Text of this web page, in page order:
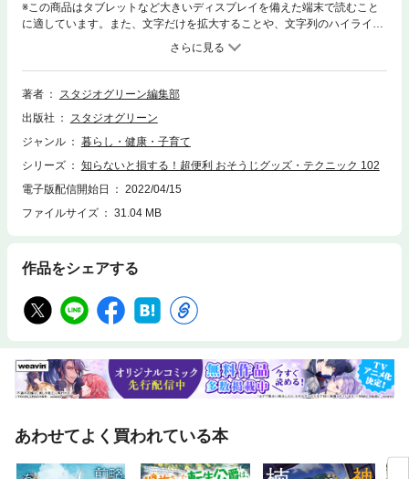
※この商品はタブレットなど大きいディスプレイを備えた端末で読むこと
に適しています。また、文字だけを拡大することや、文字列のハイライ
ト、検索、辞書の参照、引用などの機能が使用できません。おそうじのプ
ロたちも太鼓判を押す、優秀なアイテムを大公開!! 編集部が実際に使用
したリアルな検証つきで、信頼度大。お風呂やトイレなど、汚れが目立ち
やすい水回りや、脂汚れがやっかいなキッチン、家電・PCにいたるま
っています。その汚れが落ちないのは、もしかしたらグッズのせいかもし
れませんよ？ 一度、見直してみては!?
著者
スタジオグリーン編集部
出版社
スタジオグリーン
ジャンル
暮らし・健康・子育て
シリーズ
知らないと損する！超便利 おそうじグッズ・テクニック 102
電子版配信開始日
2022/04/15
ファイルサイズ
31.04 MB
作品をシェアする
あわせてよく買われている本